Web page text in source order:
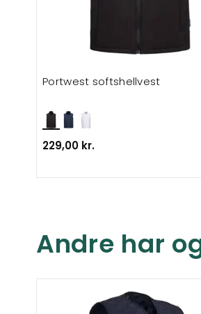
Portwest softshellvest
229,00 kr.
Andre har